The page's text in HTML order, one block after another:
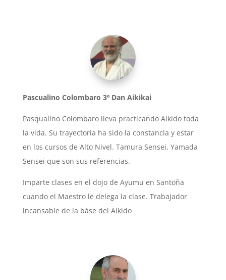
Pascualino Colombaro 3º Dan Aikikai
Pasqualino Colombaro lleva practicando Aikido toda
la vida. Su trayectoria ha sido la constancia y estar
en los cursos de Alto Nivel. Tamura Sensei, Yamada
Sensei que son sus referencias.
Imparte clases en el dojo de Ayumu en Santoña
cuando el Maestro le delega la clase. Trabajador
incansable de la báse del Aikido